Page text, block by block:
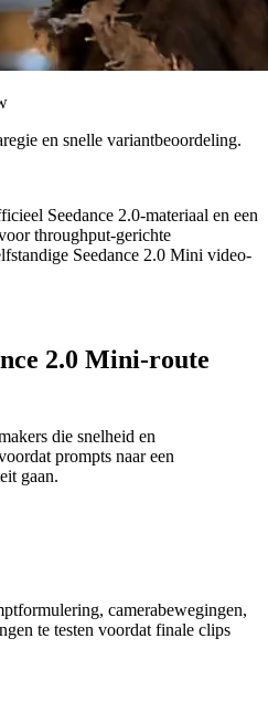
en snelle variantbeoordeling.
Seedance 2.0-materiaal en een
throughput-gerichte
Seedance 2.0 Mini video-
2.0 Mini-route
die snelheid en
prompts naar een
gaan.
camerabewegingen,
te testen voordat finale clips